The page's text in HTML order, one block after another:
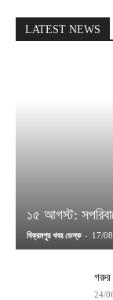
LATEST NEWS
১৫ আগস্ট:
বিক্রমপুর খবর ডেস্ক - 17/
গরুর
24/